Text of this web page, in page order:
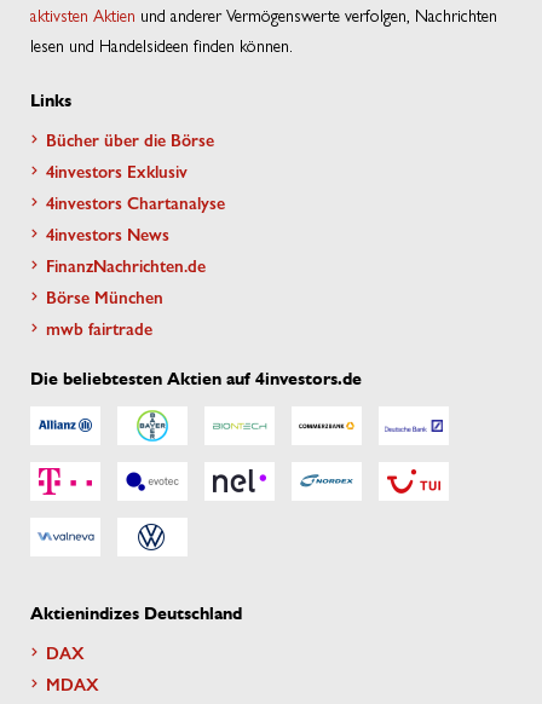
aktivsten Aktien und anderer Vermögenswerte verfolgen, Nachrichten
lesen und Handelsideen finden können.
Links
Bücher über die Börse
4investors Exklusiv
4investors Chartanalyse
4investors News
FinanzNachrichten.de
Börse München
mwb fairtrade
Die beliebtesten Aktien auf 4investors.de
Aktienindizes Deutschland
DAX
MDAX